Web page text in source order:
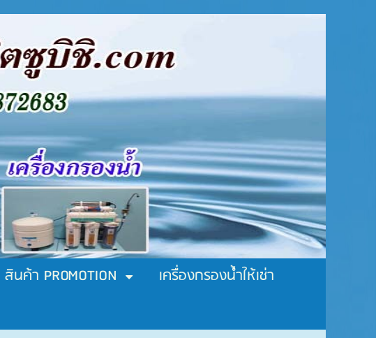
สินค้า PROMOTION
เครื่องกรองน้ำให้เช่า